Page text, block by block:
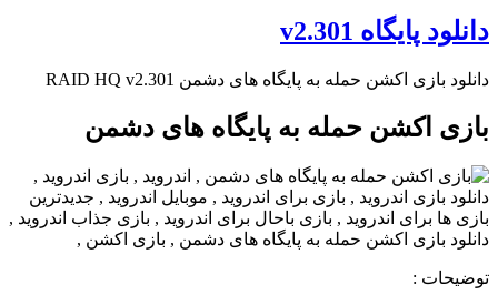
دانلود پایگاه v2.301
دانلود بازی اکشن حمله به پایگاه های دشمن RAID HQ v2.301
بازی اکشن حمله به پایگاه های دشمن
توضیحات :